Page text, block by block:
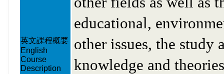
英文課程概要
English
Course
Description
educational,
other issues, the study
knowledge and